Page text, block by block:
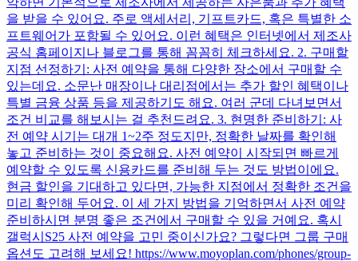
을 받을 수 있어요. 주로 액세서리, 기프트카드, 혹은 특별한 소
프트웨어가 포함될 수 있어요. 이런 혜택은 인터넷에서 제조사
공식 홈페이지나 블로그를 통해 꼼꼼히 체크하세요. 2. 구매할
지점 선정하기: 사전 예약을 통해 다양한 장소에서 구매할 수
있는데요. 소문난 매장이나 대리점에서는 추가 할인 혜택이나
특별 금융 상품 등을 제공하기도 해요. 여러 군데 다녀보면서
조건 비교를 해보시는 걸 추천드려요. 3. 현명한 준비하기: 사
전 예약 시기는 대개 1~2주 정도지만, 정확한 날짜를 확인해
놓고 준비하는 것이 중요해요. 사전 예약이 시작되면 빠르게
예약할 수 있도록 신용카드를 준비해 두는 것도 방법이에요.
현금 할인을 기대하고 있다면, 가능한 지점에서 정확한 조건을
미리 확인해 두어요. 이 세 가지 방법을 기억하면서 사전 예약
준비하시면 분명 좋은 조건에서 구매할 수 있을 거예요. 혹시
갤럭시S25 사전 예약을 고민 중이신가요? 그렇다면 그룹 구매
옵션도 고려해 보세요! https://www.moyoplan.com/phones/group-